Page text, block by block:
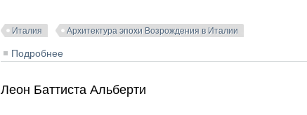
Италия Архитектура эпохи Возрождения в Италии
Подробнее
Леон Баттиста Альберти